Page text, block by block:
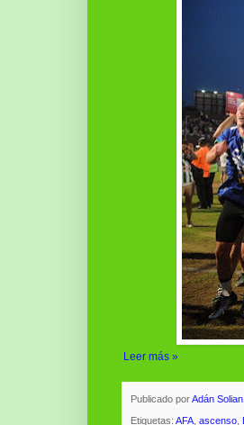
Leer más »
Publicado porAdán Solian
Etiquetas: AFA ascenso